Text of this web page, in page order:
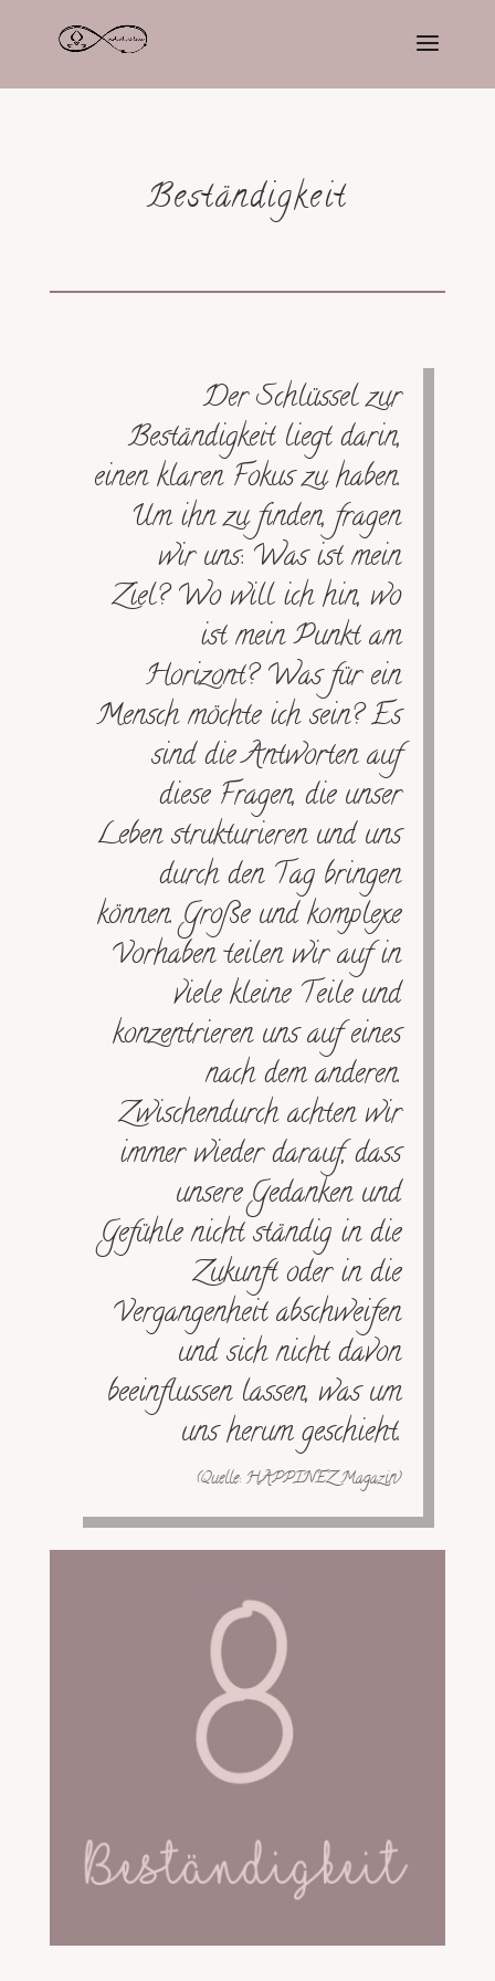
Beständigkeit
Der Schlüssel zur
Beständigkeit liegt darin,
einen klaren Fokus zu haben.
Um ihn zu finden, fragen
wir uns: Was ist mein
Ziel? Wo will ich hin, wo
ist mein Punkt am
Horizont? Was für ein
Mensch möchte ich sein? Es
sind die Antworten auf
diese Fragen, die unser
Leben strukturieren und uns
durch den Tag bringen
können. Große und komplexe
Vorhaben teilen wir auf in
viele kleine Teile und
konzentrieren uns auf eines
nach dem anderen.
Zwischendurch achten wir
immer wieder darauf, dass
unsere Gedanken und
Gefühle nicht ständig in die
Zukunft oder in die
Vergangenheit abschweifen
und sich nicht davon
beeinflussen lassen, was um
uns herum geschieht.
(Quelle: HAPPINEZ Magazin)